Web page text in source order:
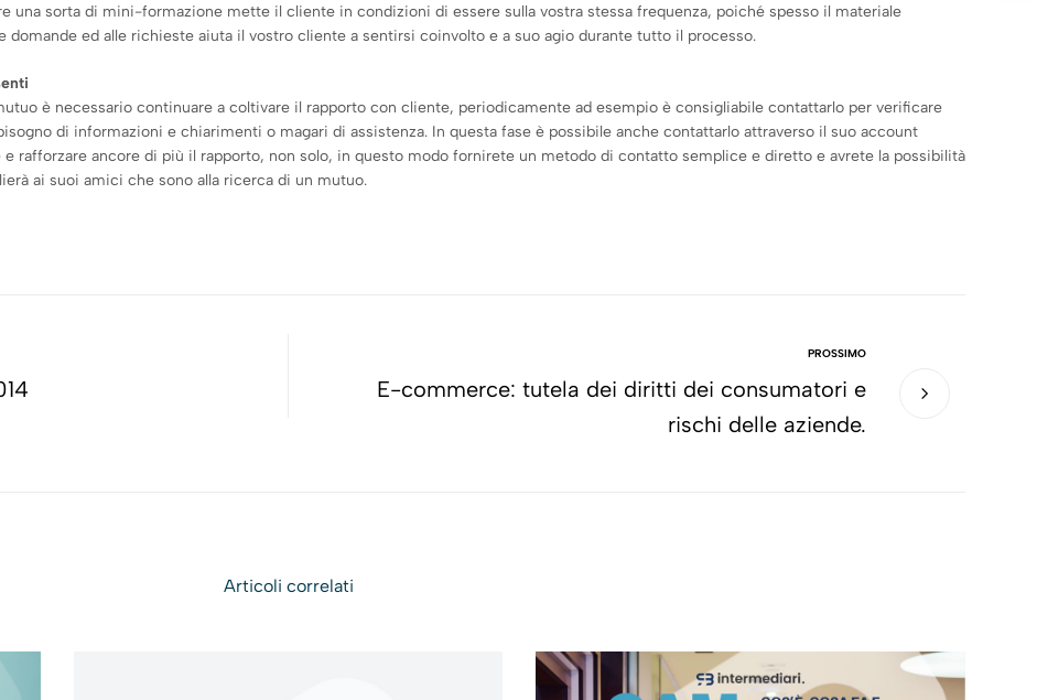
una sorta di mini-formazione mette il cliente in condizioni di essere sulla vostra stessa frequenza, poiché spesso il materiale
ed alle richieste aiuta il vostro cliente a sentirsi coinvolto e a suo agio durante tutto il processo.
è necessario continuare a coltivare il rapporto con cliente, periodicamente ad esempio è consigliabile contattarlo per verificare
di informazioni e chiarimenti o magari di assistenza. In questa fase è possibile anche contattarlo attraverso il suo account
rafforzare ancore di più il rapporto, non solo, in questo modo fornirete un metodo di contatto semplice e diretto e avrete la possibilità
ai suoi amici che sono alla ricerca di un mutuo.
PROSSIMO
E-commerce: tutela dei diritti dei consumatori e
rischi delle aziende.
Articoli correlati